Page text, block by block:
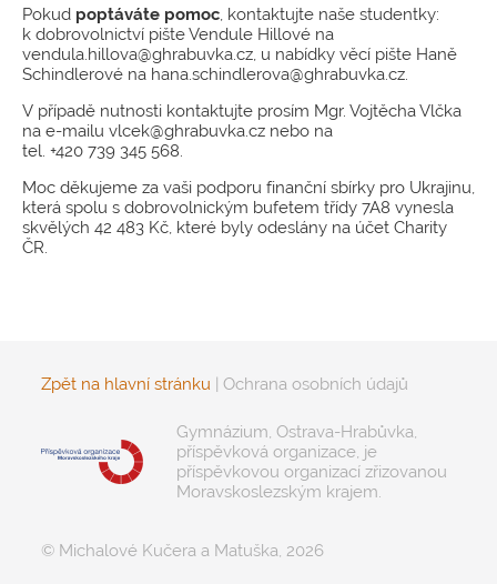
Pokud poptáváte pomoc, kontaktujte naše studentky:
k dobrovolnictví pište Vendule Hillové na
vendula.hillova@ghrabuvka.cz, u nabídky věcí pište Haně
Schindlerové na hana.schindlerova@ghrabuvka.cz.
V případě nutnosti kontaktujte prosím Mgr. Vojtěcha Vlčka
na e-mailu vlcek@ghrabuvka.cz nebo na
tel. +420 739 345 568.
Moc děkujeme za vaši podporu finanční sbírky pro Ukrajinu,
která spolu s dobrovolnickým bufetem třídy 7A8 vynesla
skvělých 42 483 Kč, které byly odeslány na účet Charity
ČR.
Zpět na hlavní stránku | Ochrana osobních údajů
Gymnázium, Ostrava-Hrabůvka,
příspěvková organizace, je
příspěvkovou organizací zřizovanou
Moravskoslezským krajem.
© Michalové Kučera a Matuška, 2026